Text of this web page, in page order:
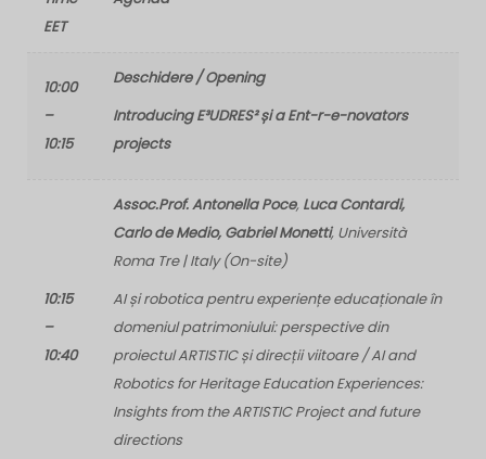
EET
10:00
–
10:15
Deschidere / Opening
Introducing E³UDRES² și a Ent-r-e-novators
projects
10:15
–
10:40
Assoc.Prof. Antonella Poce, Luca Contardi,
Carlo de Medio, Gabriel Monetti, Università
Roma Tre | Italy (On-site)
AI și robotica pentru experiențe educaționale în
domeniul patrimoniului: perspective din
proiectul ARTISTIC și direcții viitoare /AI and
Robotics for Heritage Education Experiences:
Insights from the ARTISTIC Project and future
directions